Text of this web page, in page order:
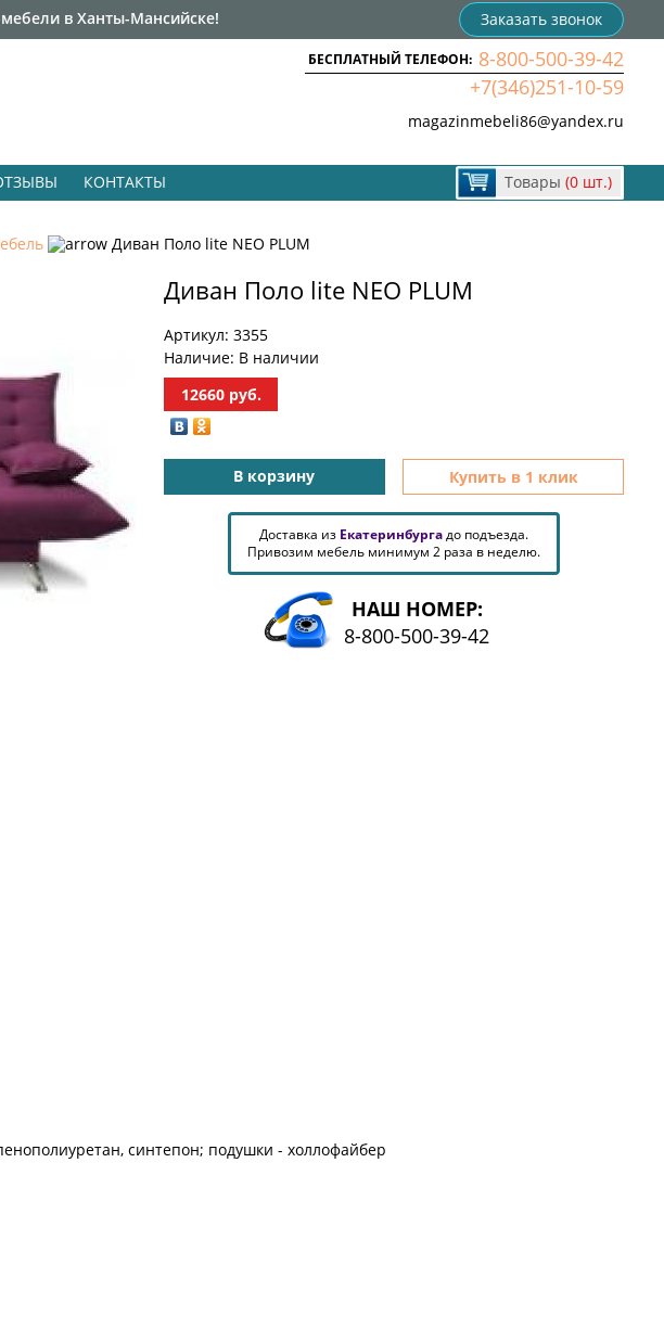
в Ханты-Мансийске! Заказать звонок
БЕСПЛАТНЫЙ ТЕЛЕФОН: 8-800-500-39-42
+7(346)251-10-59
magazinmebeli86@yandex.ru
КОНТАКТЫ Товары (0 шт.)
Диван Поло lite NEO PLUM
Диван Поло lite NEO PLUM
Артикул: 3355
Наличие: В наличии
12660руб.
В корзину Купить в 1 клик
Доставка из Екатеринбургадо подъезда.
Привозим мебель минимум 2 раза в неделю.
НАШ НОМЕР:
8-800-500-39-42
синтепон; подушки - холлофайбер